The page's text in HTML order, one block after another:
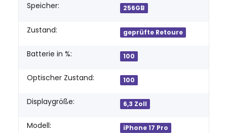
Speicher: 256GB
Zustand: geprüfte Retoure
Batterie in %: 100
Optischer Zustand: 100
Displaygröße: 6,3 Zoll
Modell: iPhone 17 Pro